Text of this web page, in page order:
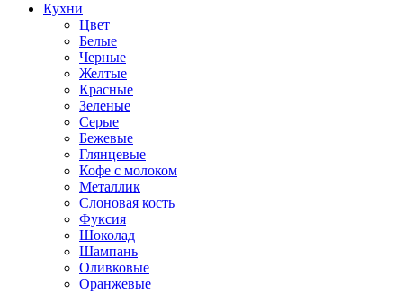
Кухни
Цвет
Белые
Черные
Желтые
Красные
Зеленые
Серые
Бежевые
Глянцевые
Кофе с молоком
Металлик
Слоновая кость
Фуксия
Шоколад
Шампань
Оливковые
Оранжевые